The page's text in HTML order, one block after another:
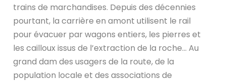
trains de marchandises. Depuis des décennies
pourtant, la carrière en amont utilisent le rail
pour évacuer par wagons entiers, les pierres et
les cailloux issus de l’extraction de la roche… Au
grand dam des usagers de la route, de la
population locale et des associations de